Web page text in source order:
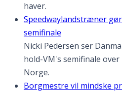
haver.
Speedwaylandstræner
semifinale
Nicki Pedersen ser
hold-VM's semifinale
Norge.
Borgmestre vil mindske